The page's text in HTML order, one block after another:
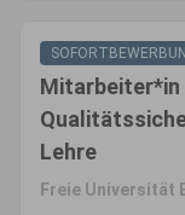
Lehre
Freie Universität